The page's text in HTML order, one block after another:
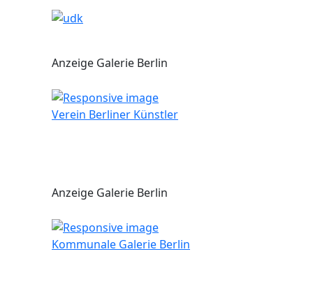
Anzeige Galerie Berlin
Verein Berliner Künstler
Anzeige Galerie Berlin
Kommunale Galerie Berlin